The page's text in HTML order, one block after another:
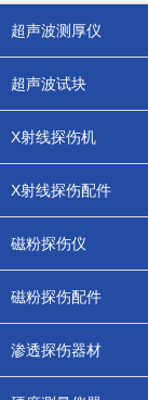
超声波测厚仪
超声波试块
X射线探伤机
X射线探伤配件
磁粉探伤仪
磁粉探伤配件
渗透探伤器材